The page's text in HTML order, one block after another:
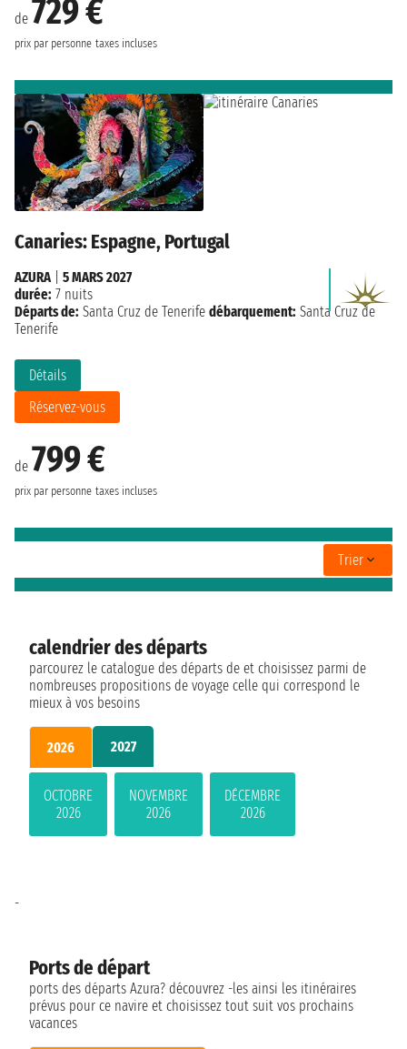
de 729 €
prix par personne taxes incluses
Canaries: Espagne, Portugal
de 799 €
prix par personne taxes incluses
Détails
Réservez-vous
AZURA| 5 MARS 2027
durée: 7 nuits
Départs de: Santa Cruz de Tenerife débarquement: Santa Cruz de
Tenerife
Trier
calendrier des départs
parcourez le catalogue des départs de et choisissez parmi de
nombreuses propositions de voyage celle qui correspond le
mieux à vos besoins
2026 2027
OCTOBRE
2026
NOVEMBRE
2026
DÉCEMBRE
2026
Ports de départ
ports des départs Azura? découvrez -les ainsi les itinéraires
prévus pour ce navire et choisissez tout suit vos prochains
vacances
-